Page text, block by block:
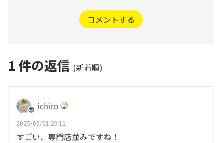
コメントする
1 件の返信 (新着順)
ichiro
2025/05/01 20:11
すごい、専門店並みですね！